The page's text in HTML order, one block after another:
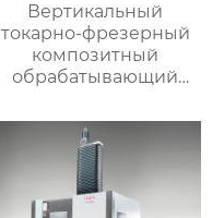
Вертикальный
токарно-фрезерный
композитный
обрабатывающий